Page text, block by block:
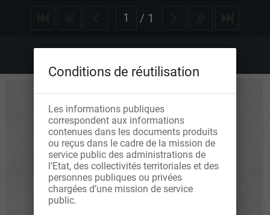
/ 1
Conditions de réutilisation
Les informations publiques
correspondent aux informations
contenues dans les documents produits
ou reçus dans le cadre de la mission de
service public des administrations de
l’Etat, des collectivités territoriales et des
personnes publiques ou privées
chargées d’une mission de service
public.